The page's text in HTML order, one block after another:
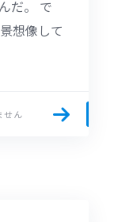
だ。 で
想像して
せん